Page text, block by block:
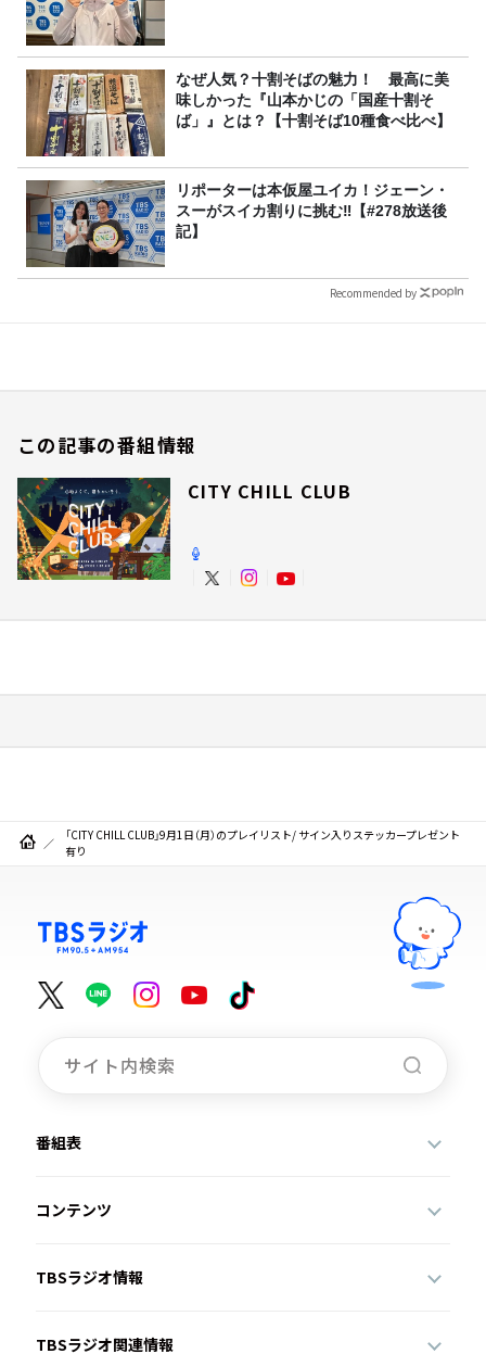
なぜ人気？十割そばの魅力！ 最高に美
味しかった『山本かじの「国産十割そ
ば」』とは？【十割そば10種食べ比べ】
リポーターは本仮屋ユイカ！ジェーン・
スーがスイカ割りに挑む‼【#278放送後
記】
Recommended by
この記事の番組情報
CITY CHILL CLUB
「CITY CHILL CLUB」9月1日（月）のプレイリスト/ サイン入りステッカープレゼント
有り
番組表
コンテンツ
TBSラジオ情報
TBSラジオ関連情報